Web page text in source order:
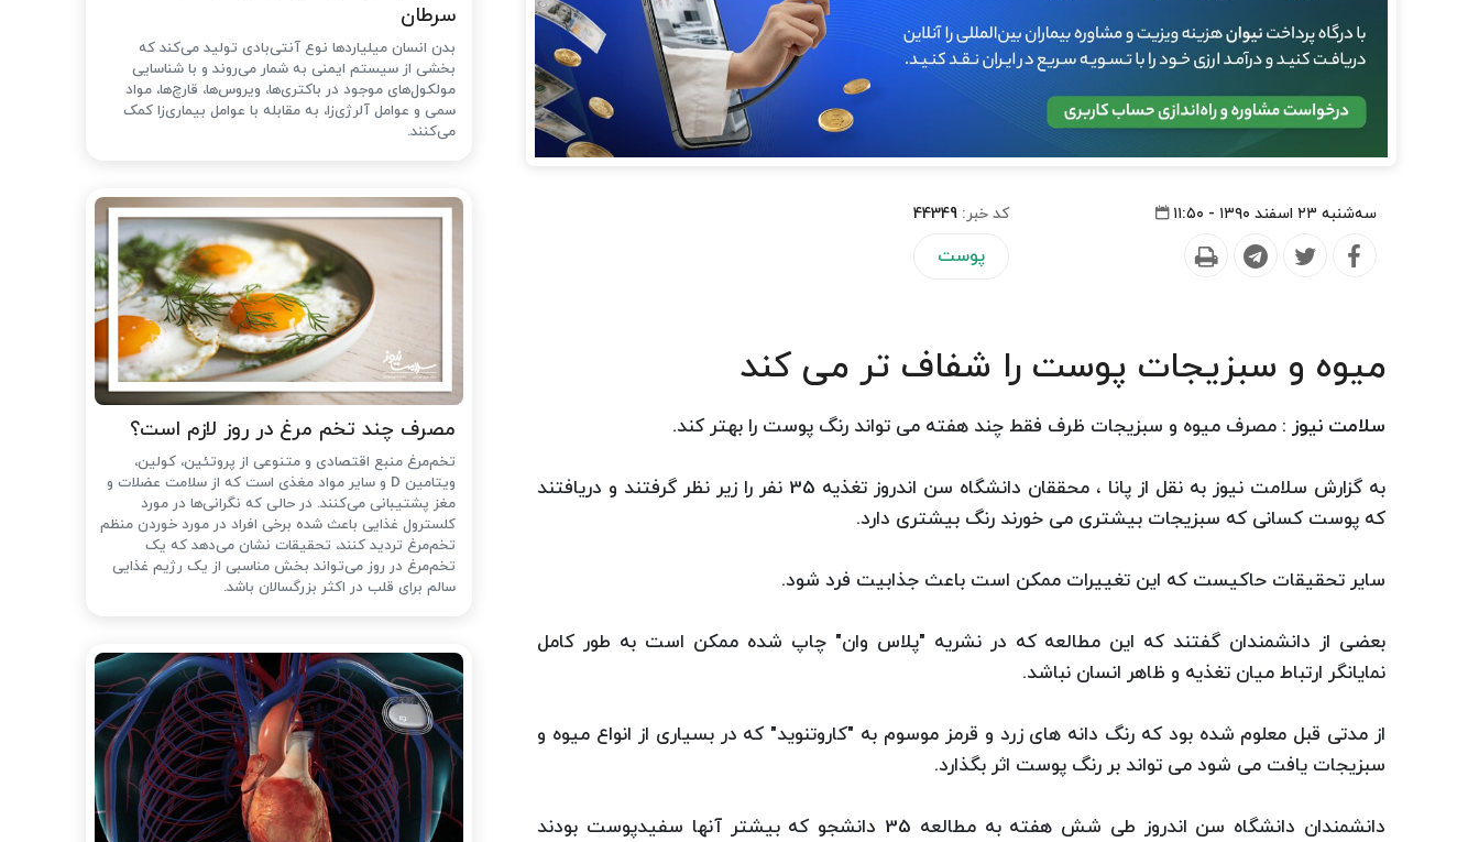
سه‌شنبه ۲۳ اسفند ۱۳۹۰ - ۱۱:۵۰ کد خبر: 44349
پوست
میوه و سبزیجات پوست را شفاف تر می کند
سلامت نیوز : مصرف میوه و سبزیجات ظرف فقط چند هفته می تواند رنگ پوست را بهتر کند.
به گزارش سلامت نیوز به نقل از پانا ، محققان دانشگاه سن اندروز تغذیه 35 نفر را زیر نظر گرفتند و دریافتند
که پوست کسانی که سبزیجات بیشتری می خورند رنگ بیشتری دارد.
سایر تحقیقات حاکیست که این تغییرات ممکن است باعث جذابیت فرد شود.
بعضی از دانشمندان گفتند که این مطالعه که در نشریه "پلاس وان" چاپ شده ممکن است به طور کامل
نمایانگر ارتباط میان تغذیه و ظاهر انسان نباشد.
از مدتی قبل معلوم شده بود که رنگ دانه های زرد و قرمز موسوم به "کاروتنوید" که در بسیاری از انواع میوه و
سبزیجات یافت می شود می تواند بر رنگ پوست اثر بگذارد.
دانشمندان دانشگاه سن اندروز طی شش هفته به مطالعه 35 دانشجو که بیشتر آنها سفیدپوست بودند
سرطان
بدن انسان میلیاردها نوع آنتی‌بادی تولید می‌کند که
بخشی از سیستم ایمنی به شمار می‌روند و با شناسایی
مولکول‌های موجود در باکتری‌ها، ویروس‌ها، قارچ‌ها، مواد
سمی و عوامل آلرژی‌زا، به مقابله با عوامل بیماری‌زا کمک
می‌کنند.
مصرف چند تخم مرغ در روز لازم است؟
تخم‌مرغ منبع اقتصادی و متنوعی از پروتئین، کولین،
ویتامین D و سایر مواد مغذی است که از سلامت عضلات و
مغز پشتیبانی می‌کنند. در حالی که نگرانی‌ها در مورد
کلسترول غذایی باعث شده ‌برخی افراد در مورد خوردن منظم
تخم‌مرغ تردید کنند، تحقیقات نشان می‌دهد که یک
تخم‌مرغ در روز می‌تواند بخش مناسبی از یک رژیم غذایی
سالم برای قلب در اکثر بزرگسالان باشد.